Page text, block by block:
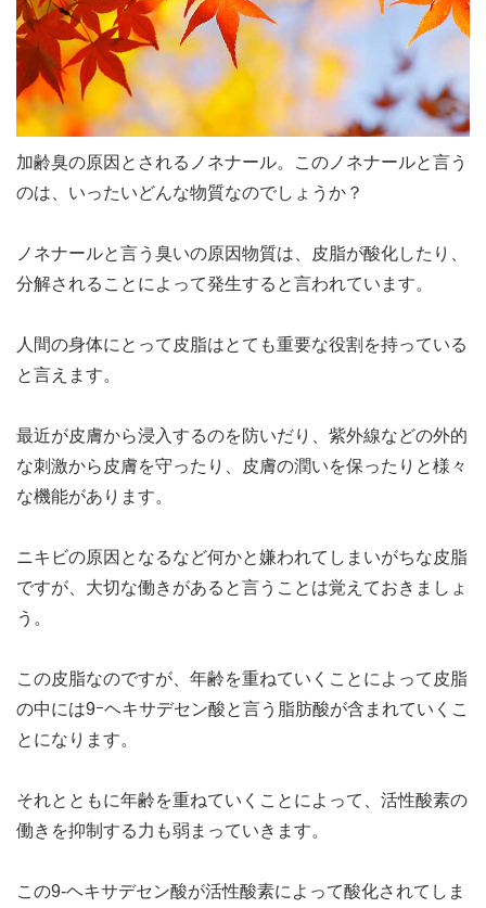
加齢臭の原因とされるノネナール。このノネナールと言う
のは、いったいどんな物質なのでしょうか？
ノネナールと言う臭いの原因物質は、皮脂が酸化したり、
分解されることによって発生すると言われています。
人間の身体にとって皮脂はとても重要な役割を持っている
と言えます。
最近が皮膚から浸入するのを防いだり、紫外線などの外的
な刺激から皮膚を守ったり、皮膚の潤いを保ったりと様々
な機能があります。
ニキビの原因となるなど何かと嫌われてしまいがちな皮脂
ですが、大切な働きがあると言うことは覚えておきましょ
う。
この皮脂なのですが、年齢を重ねていくことによって皮脂
の中には9ｰヘキサデセン酸と言う脂肪酸が含まれていくこ
とになります。
それとともに年齢を重ねていくことによって、活性酸素の
働きを抑制する力も弱まっていきます。
この9-ヘキサデセン酸が活性酸素によって酸化されてしま